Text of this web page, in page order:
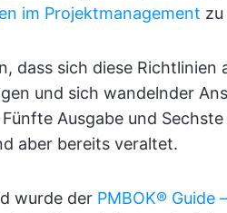
im Projektmanagement
dass sich diese
und sich wandelnder
Fünfte Ausgabe und
aber bereits veraltet.
wurde der PMBOK® Guide